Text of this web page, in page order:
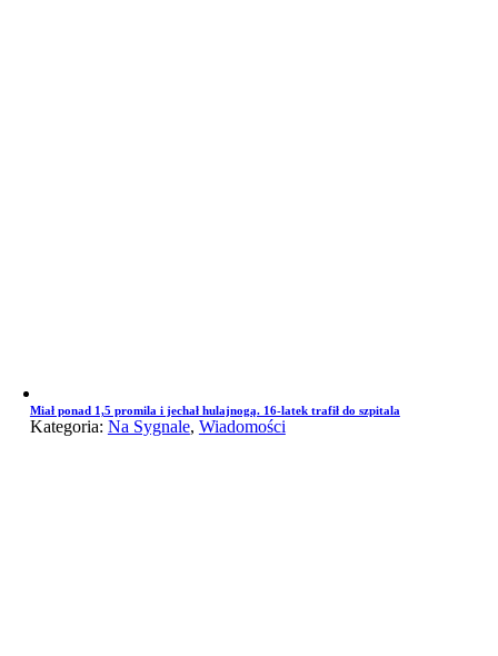
Miał ponad 1,5 promila i jechał hulajnogą. 16-latek trafił do szpitala
Kategoria: Na Sygnale, Wiadomości